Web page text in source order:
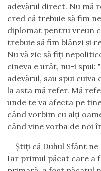
adevărul direct. Nu mă
cred că trebuie să fim
diplomat pentru vreun c
trebuie să fim blânzi şi
Nu vă zic să fiţi
cineva e urât, nu-i spui:
adevărul, sau spui cuiva c
la asta mă refer. Mă
unde te va afecta pe
când vorbim cu alţi
când vine vorba de noi î
Ştiţi că Duhul Sfânt ne
Iar primul păcat care a